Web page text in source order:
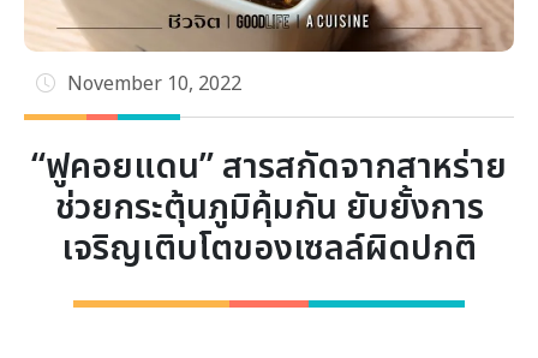
November 10, 2022
“ฟูคอยแดน” สารสกัดจากสาหร่าย
ช่วยกระตุ้นภูมิคุ้มกัน ยับยั้งการ
เจริญเติบโตของเซลล์ผิดปกติ